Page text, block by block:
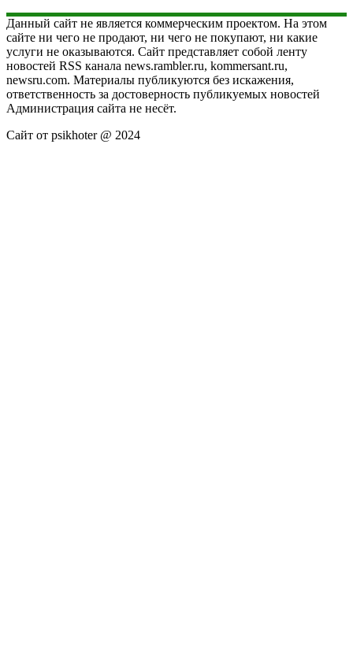
Данный сайт не является коммерческим проектом. На этом
сайте ни чего не продают, ни чего не покупают, ни какие
услуги не оказываются. Сайт представляет собой ленту
новостей RSS канала news.rambler.ru, kommersant.ru,
newsru.com. Материалы публикуются без искажения,
ответственность за достоверность публикуемых новостей
Администрация сайта не несёт.
Сайт от psikhoter @ 2024